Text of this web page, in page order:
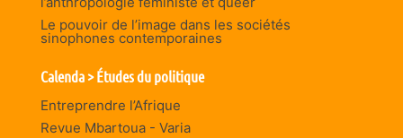
Le pouvoir de l’image dans les sociétés
sinophones contemporaines
Calenda > Études du politique
Entreprendre l’Afrique
Revue Mbartoua - Varia